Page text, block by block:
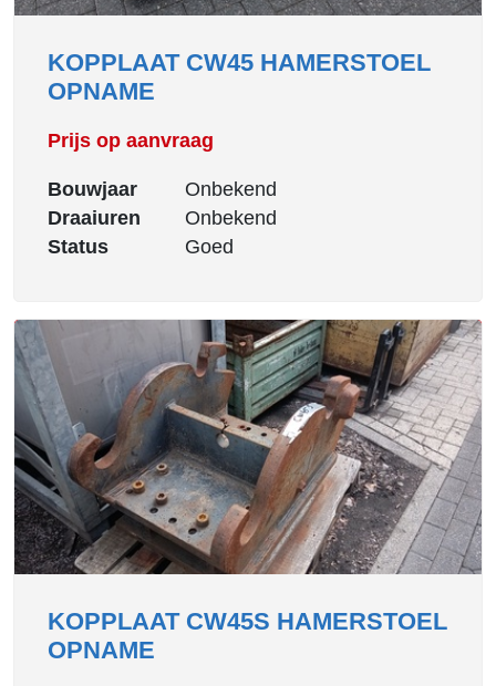
KOPPLAAT CW45 HAMERSTOEL
OPNAME
Prijs op aanvraag
Bouwjaar
Onbekend
Draaiuren
Onbekend
Status
Goed
KOPPLAAT CW45S HAMERSTOEL
OPNAME